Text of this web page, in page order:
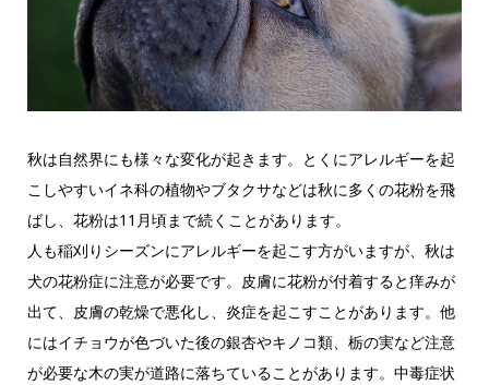
秋は自然界にも様々な変化が起きます。とくにアレルギーを起
こしやすいイネ科の植物やブタクサなどは秋に多くの花粉を飛
ばし、花粉は11月頃まで続くことがあります。
人も稲刈りシーズンにアレルギーを起こす方がいますが、秋は
犬の花粉症に注意が必要です。皮膚に花粉が付着すると痒みが
出て、皮膚の乾燥で悪化し、炎症を起こすことがあります。他
にはイチョウが色づいた後の銀杏やキノコ類、栃の実など注意
が必要な木の実が道路に落ちていることがあります。中毒症状